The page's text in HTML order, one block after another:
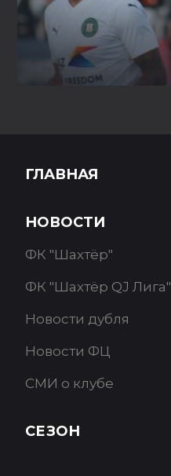
ГЛАВНАЯ
НОВОСТИ
ФК "Шахтёр"
ФК "Шахтёр QJ Лига"
Новости дубля
Новости ФЦ
СМИ о клубе
СЕЗОН